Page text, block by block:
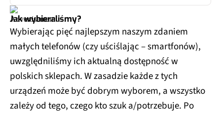
Jak wybieraliśmy?
Wybierając pięć najlepszym naszym zdaniem
małych telefonów (czy uściślając – smartfonów),
uwzględniliśmy ich aktualną dostępność w
polskich sklepach. W zasadzie każde z tych
urządzeń może być dobrym wyborem, a wszystko
zależy od tego, czego kto szuk a/potrzebuje. Po